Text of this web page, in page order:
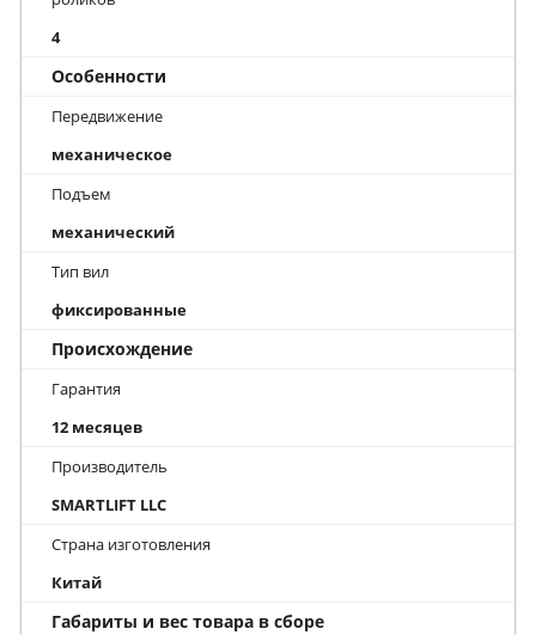
4
Особенности
Передвижение
механическое
Подъем
механический
Тип вил
фиксированные
Происхождение
Гарантия
12 месяцев
Производитель
SMARTLIFT LLC
Страна изготовления
Китай
Габариты и вес товара в сборе